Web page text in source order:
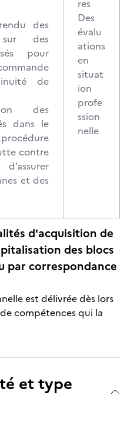
des
sur des
pour
de
des
dans le
contre
et des
res
Des
évalu
ations
en
situat
ion
profe
ssion
nelle
d'acquisition de
des blocs
par correspondance
est délivrée dès lors
compétences qui la
et type